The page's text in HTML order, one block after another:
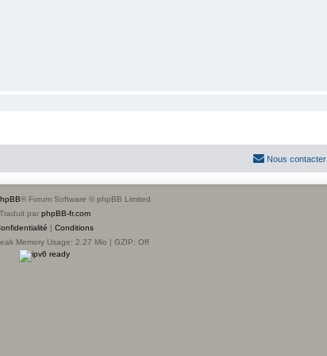
Nous contacter
® Forum Software © phpBB Limited
Traduit par phpBB-fr.com
| Conditions
Memory Usage: 2.27 Mio | GZIP: Off